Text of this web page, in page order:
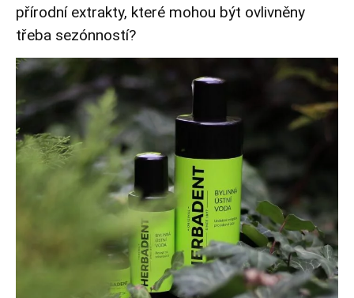
přírodní extrakty, které mohou být ovlivněny
třeba sezónností?